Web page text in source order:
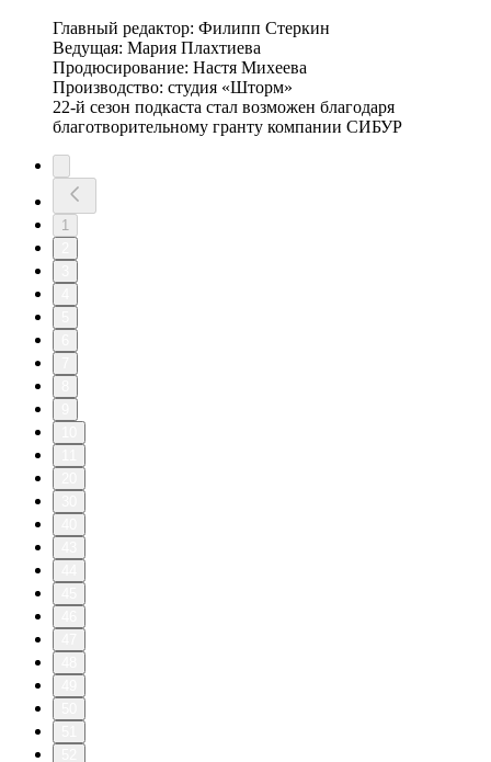
Главный редактор: Филипп Стеркин
Ведущая: Мария Плахтиева
Продюсирование: Настя Михеева
Производство: студия «Шторм»
22-й сезон подкаста стал возможен благодаря
благотворительному гранту компании СИБУР
1